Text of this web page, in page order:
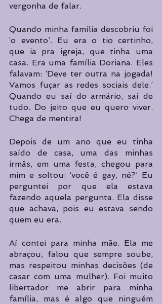
vergonha de falar.
Quando minha família descobriu foi
‘o evento’. Eu era o tio certinho,
que ia pra igreja, que tinha uma
casa. Era uma família Doriana. Eles
falavam: ‘Deve ter outra na jogada!
Vamos fuçar as redes sociais dele.’
Quando eu saí do armário, saí de
tudo. Do jeito que eu quero viver.
Chega de mentira!
Depois de um ano que eu tinha
saído de casa, uma das minhas
irmãs, em uma festa, chegou para
mim e soltou: ‘você é gay, né?’ Eu
perguntei por que ela estava
fazendo aquela pergunta. Ela disse
que achava, pois eu estava sendo
quem eu era.
Aí contei para minha mãe. Ela me
abraçou, falou que sempre soube,
mas respeitou minhas decisões (de
casar com uma mulher). Foi muito
libertador me abrir para minha
família, mas é algo que ninguém